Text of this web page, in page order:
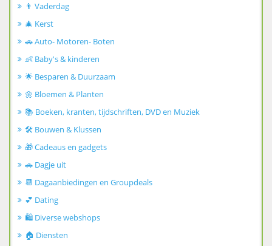
👨 Vaderdag
🎄 Kerst
🚗 Auto- Motoren- Boten
👶 Baby's & kinderen
🌟 Besparen & Duurzaam
🌼 Bloemen & Planten
📚 Boeken, kranten, tijdschriften, DVD en Muziek
🛠️ Bouwen & Klussen
🎁 Cadeaus en gadgets
🚗 Dagje uit
📆 Dagaanbiedingen en Groupdeals
💕 Dating
🛍️ Diverse webshops
🏠 Diensten